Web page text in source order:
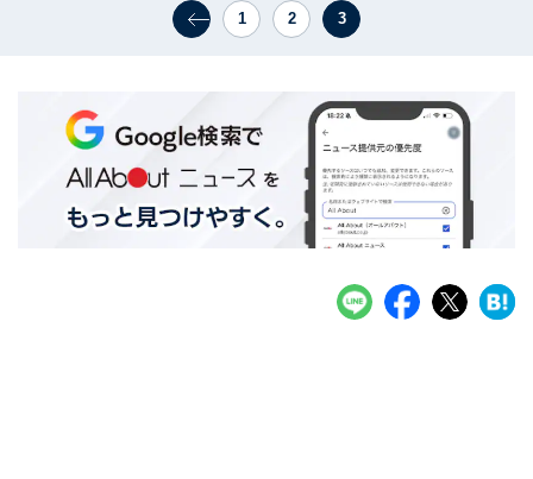
1 2 3